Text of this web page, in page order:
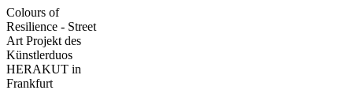
Frankfurt
Colours of
Resilience - Street
Art Projekt des
Künstlerduos
HERAKUT in
Frankfurt